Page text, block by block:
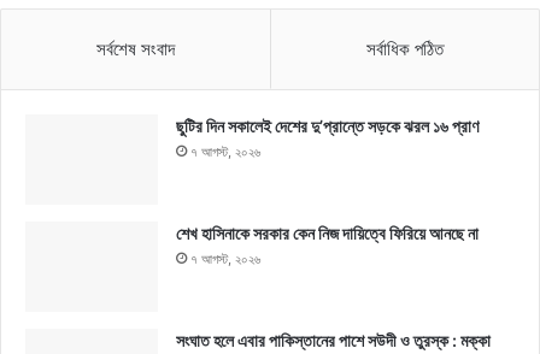
সর্বশেষ সংবাদ সর্বাধিক পঠিত
ছুটির দিন সকালেই দেশের দু’প্রান্তে সড়কে ঝরল ১৬ প্রাণ
৭ আগস্ট, ২০২৬
শেখ হাসিনাকে সরকার কেন নিজ দায়িত্বে ফিরিয়ে আনছে না
৭ আগস্ট, ২০২৬
সংঘাত হলে এবার পাকিস্তানের পাশে সউদী ও তুরস্ক : মক্কা